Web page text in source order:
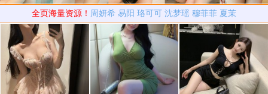
全页海量资源！ 周妍希 易阳 珞可可 沈梦瑶 穆菲菲 夏茉